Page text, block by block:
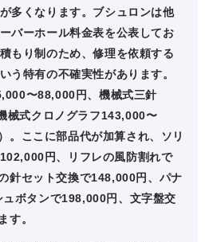
多くなります。ブシュロンは他
バーホール料金表を公表してお
もり制 のため、修理を依頼する
う特有の不確実性があります。
〜88,000円、機械式三針
械式クロノグラフ143,000〜
。ここに部品代が加算され、ソリ
円、リフレの風防割れで
針セット交換で148,000円、パナ
ボタンで198,000円、文字盤交
す。